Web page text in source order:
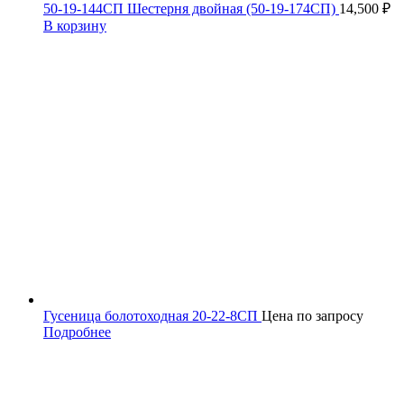
50-19-144СП Шестерня двойная (50-19-174СП) 14,500 ₽
В корзину
Гусеница болотоходная 20-22-8СП Цена по запросу
Подробнее